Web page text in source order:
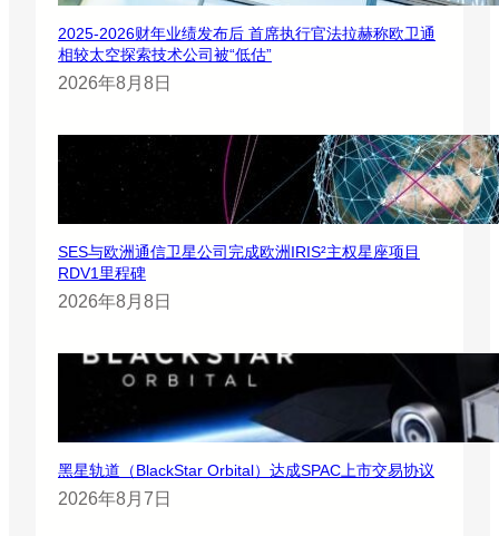
2025-2026财年业绩发布后 首席执行官法拉赫称欧卫通
相较太空探索技术公司被“低估”
2026年8月8日
SES与欧洲通信卫星公司完成欧洲IRIS²主权星座项目
RDV1里程碑
2026年8月8日
黑星轨道（BlackStar Orbital）达成SPAC上市交易协议
2026年8月7日